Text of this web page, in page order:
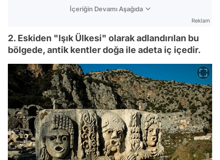
İçeriğin Devamı Aşağıda
Reklam
2. Eskiden "Işık Ülkesi" olarak adlandırılan bu
bölgede, antik kentler doğa ile adeta iç içedir.